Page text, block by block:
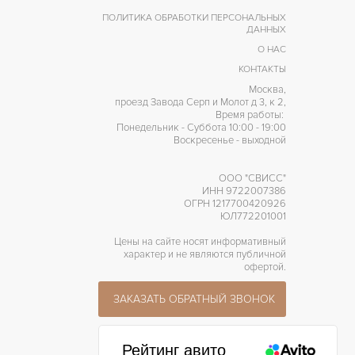
ПОЛИТИКА ОБРАБОТКИ ПЕРСОНАЛЬНЫХ
ДАННЫХ
О НАС
КОНТАКТЫ
Москва,
проезд Завода Серп и Молот д 3, к 2,
Время работы:
Понедельник - Суббота 10:00 - 19:00
Воскресенье - выходной
ООО "СВИСС"
ИНН 9722007386
ОГРН 1217700420926
ЮЛ772201001
Цены на сайте носят информативный
характер и не являются публичной
офертой.
ЗАКАЗАТЬ ОБРАТНЫЙ ЗВОНОК
Рейтинг авито